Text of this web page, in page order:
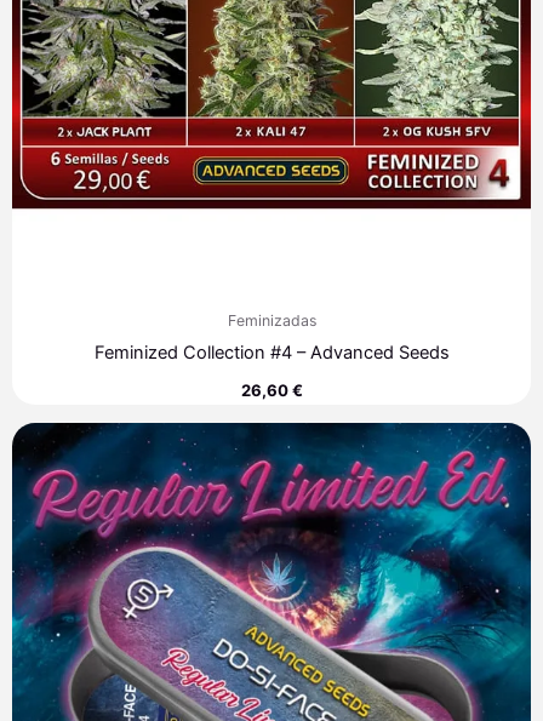
Feminizadas
Feminized Collection #4 – Advanced Seeds
26,60€